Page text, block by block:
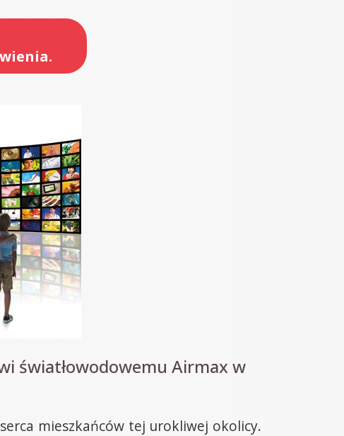
światłowodowemu Airmax w
mieszkańców tej urokliwej okolicy.